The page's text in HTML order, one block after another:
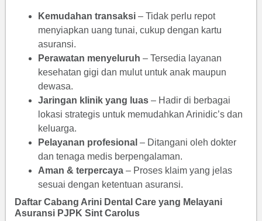
Kemudahan transaksi – Tidak perlu repot
menyiapkan uang tunai, cukup dengan kartu
asuransi.
Perawatan menyeluruh – Tersedia layanan
kesehatan gigi dan mulut untuk anak maupun
dewasa.
Jaringan klinik yang luas – Hadir di berbagai
lokasi strategis untuk memudahkan Arinidic’s dan
keluarga.
Pelayanan profesional – Ditangani oleh dokter
dan tenaga medis berpengalaman.
Aman & terpercaya – Proses klaim yang jelas
sesuai dengan ketentuan asuransi.
Daftar Cabang Arini Dental Care yang Melayani
Asuransi PJPK Sint Carolus